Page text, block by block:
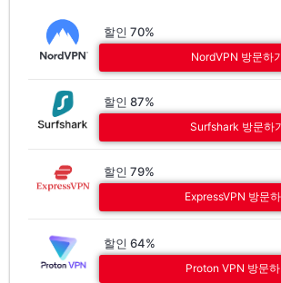
할인 70%
NordVPN 방문하
할인 87%
Surfshark 방문하
할인 79%
ExpressVPN 방문
할인 64%
Proton VPN 방문